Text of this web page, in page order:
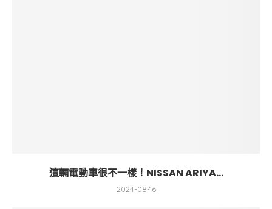
這輛電動車很不一樣！NISSAN ARIYA...
2024-08-16